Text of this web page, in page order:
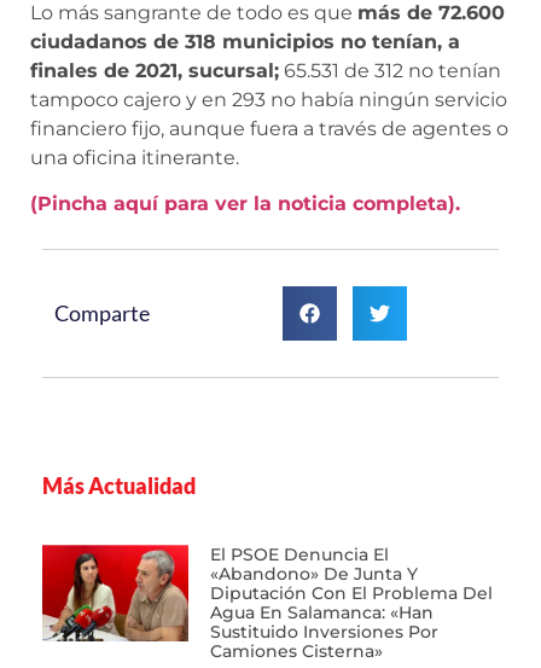
Lo más sangrante de todo es que más de 72.600
ciudadanos de 318 municipios no tenían, a
finales de 2021, sucursal; 65.531 de 312 no tenían
tampoco cajero y en 293 no había ningún servicio
financiero fijo, aunque fuera a través de agentes o
una oficina itinerante.
(Pincha aquí para ver la noticia completa).
Comparte
Más Actualidad
El PSOE Denuncia El
«abandono» De Junta Y
Diputación Con El Problema Del
Agua En Salamanca: «Han
Sustituido Inversiones Por
Camiones Cisterna»